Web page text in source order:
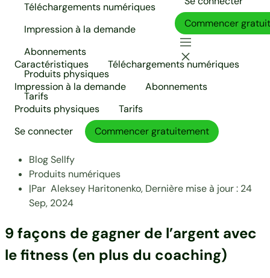
Téléchargements numériques
Impression à la demande
Abonnements
Produits physiques
Tarifs
Commencer
Caractéristiques
Téléchargements numériques
Impression à la demande
Abonnements
Produits physiques
Tarifs
Se connecter
Commencer gratuitement
Blog Sellfy
Produits numériques
|Par Aleksey Haritonenko, Dernière mise à jour : 24
Sep, 2024
9 façons de gagner de l’argent avec
le fitness (en plus du coaching)